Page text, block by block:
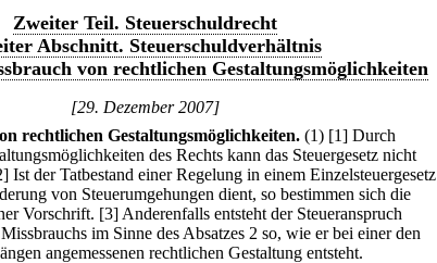
Zweiter Teil. Steuerschuldrecht
Abschnitt. Steuerschuldverhältnis
von rechtlichen Gestaltungsmöglichkeiten
[29. Dezember 2007]
rechtlichen Gestaltungsmöglichkeiten. (1) [1] Durch
des Rechts kann das Steuergesetz nicht
Ist der Tatbestand einer Regelung in einem Einzelsteuergesetz
von Steuerumgehungen dient, so bestimmen sich die
Vorschrift. [3] Anderenfalls entsteht der Steueranspruch
im Sinne des Absatzes 2 so, wie er bei einer den
angemessenen rechtlichen Gestaltung entsteht.